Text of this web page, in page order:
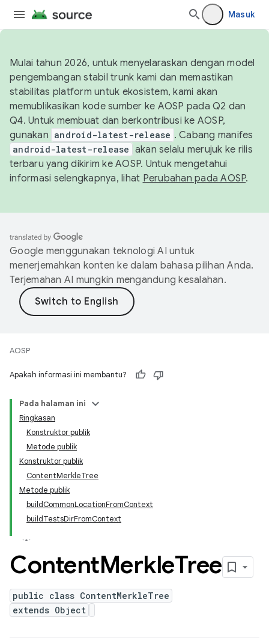
Masuk
Mulai tahun 2026, untuk menyelaraskan dengan model
pengembangan stabil trunk kami dan memastikan
stabilitas platform untuk ekosistem, kami akan
memublikasikan kode sumber ke AOSP pada Q2 dan
Q4. Untuk membuat dan berkontribusi ke AOSP,
gunakan android-latest-release . Cabang manifes
android-latest-release akan selalu merujuk ke rilis
terbaru yang dikirim ke AOSP. Untuk mengetahui
informasi selengkapnya, lihat Perubahan pada AOSP.
Google menggunakan teknologi AI untuk
menerjemahkan konten ke dalam bahasa pilihan Anda.
Terjemahan AI mungkin mengandung kesalahan.
AOSP
Apakah informasi ini membantu?
Pada halaman ini
Ringkasan
Konstruktor publik
Metode publik
Konstruktor publik
ContentMerkleTree
Metode publik
buildCommonLocationFromContext
buildTestsDirFromContext
ContentMerkleTree
public class ContentMerkleTree
extends Object